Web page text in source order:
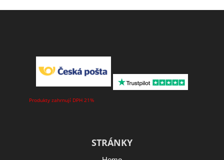
Produkty zahrnují DPH 21%
STRÁNKY